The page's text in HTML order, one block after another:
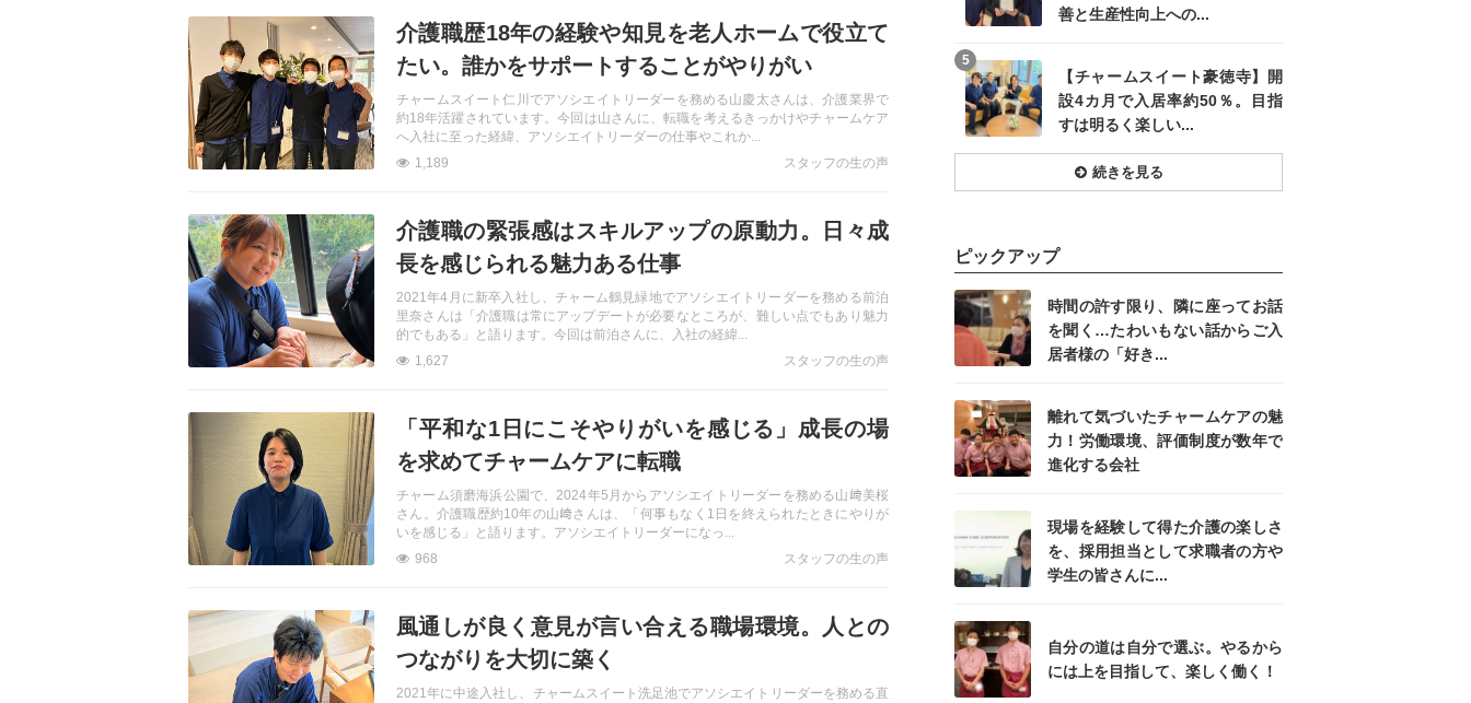
介護職歴18年の経験や知見を老人ホームで役立て
たい。誰かをサポートすることがやりがい
チャームスイート仁川でアソシエイトリーダーを務める山慶太さんは、介護業界で
約18年活躍されています。今回は山さんに、転職を考えるきっかけやチャームケア
へ入社に至った経緯、アソシエイトリーダーの仕事やこれか...
1,189
スタッフの生の声
介護職の緊張感はスキルアップの原動力。日々成
長を感じられる魅力ある仕事
2021年4月に新卒入社し、チャーム鶴見緑地でアソシエイトリーダーを務める前泊
里奈さんは「介護職は常にアップデートが必要なところが、難しい点でもあり魅力
的でもある」と語ります。今回は前泊さんに、入社の経緯...
1,627
スタッフの生の声
「平和な1日にこそやりがいを感じる」成長の場
を求めてチャームケアに転職
チャーム須磨海浜公園で、2024年5月からアソシエイトリーダーを務める山﨑美桜
さん。介護職歴約10年の山﨑さんは、「何事もなく1日を終えられたときにやりが
いを感じる」と語ります。アソシエイトリーダーになっ...
968
スタッフの生の声
風通しが良く意見が言い合える職場環境。人との
つながりを大切に築く
2021年に中途入社し、チャームスイート洗足池でアソシエイトリーダーを務める直
善と生産性向上への...
【チャームスイート豪徳寺】開
設4カ月で入居率約50％。目指
すは明るく楽しい...
5
続きを見る
ピックアップ
時間の許す限り、隣に座ってお話
を聞く…たわいもない話からご入
居者様の「好き...
記事を読む
離れて気づいたチャームケアの魅
力！労働環境、評価制度が数年で
進化する会社
現場を経験して得た介護の楽しさ
を、採用担当として求職者の方や
学生の皆さんに...
記事を読む
自分の道は自分で選ぶ。やるから
には上を目指して、楽しく働く！
記事を読む